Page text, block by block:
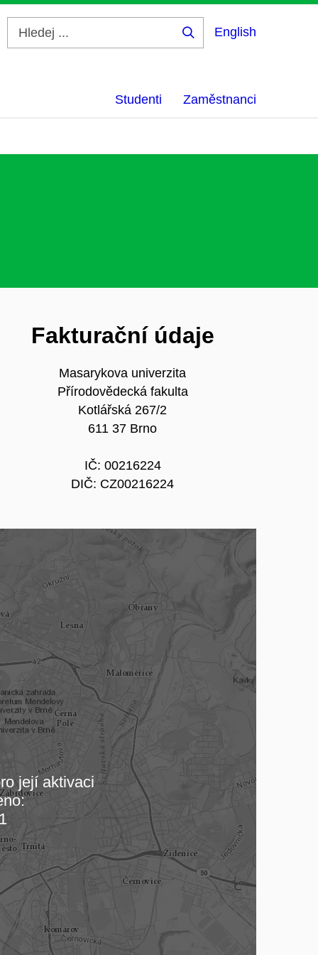
English
Studenti Zaměstnanci
Fakturační údaje
Masarykova univerzita
Přírodovědecká fakulta
Kotlářská 267/2
611 37 Brno
IČ: 00216224
DIČ: CZ00216224
její aktivaci